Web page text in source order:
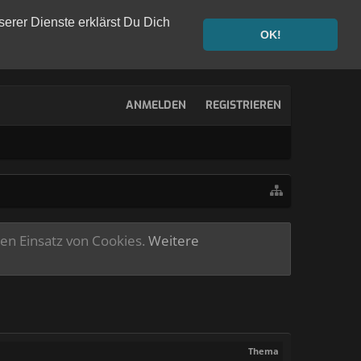
Dienste erklärst Du Dich
OK!
ANMELDEN REGISTRIEREN
Einsatz von Cookies. Weitere
Thema